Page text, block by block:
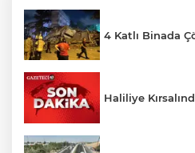
4 Katlı Binada
Haliliye